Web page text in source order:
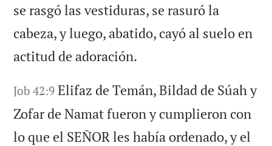
se rasgó las vestiduras, se rasuró la
cabeza, y luego, abatido, cayó al suelo en
actitud de adoración.
Job 42:9 Elifaz de Temán, Bildad de Súah y
Zofar de Namat fueron y cumplieron con
lo que el SEÑOR les había ordenado, y el